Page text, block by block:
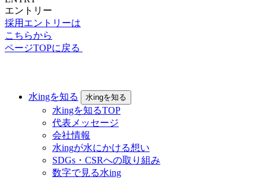
エントリー
採用エントリーは
こちらから
ページTOPに戻る
水ingを知る 水ingを知る
水ingを知るTOP
代表メッセージ
会社情報
水ingが水にかける想い
SDGs・CSRへの取り組み
数字で見る水ing